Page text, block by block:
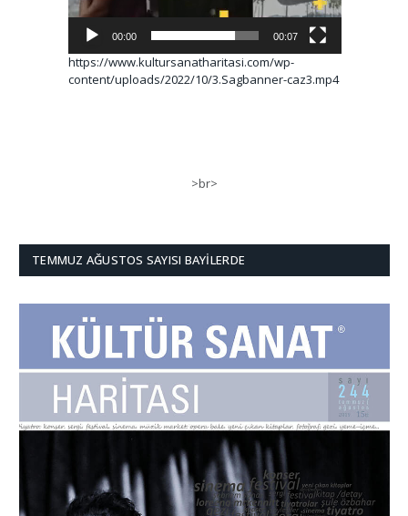
00:00 00:07
https://www.kultursanatharitasi.com/wp-
content/uploads/2022/10/3.Sagbanner-caz3.mp4
>br>
TEMMUZ AĞUSTOS SAYISI BAYILERDE